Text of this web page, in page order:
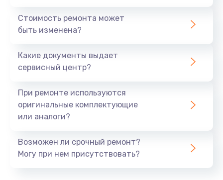
980 руб.
Ремонт микровыключателей
Заказать
Стоимость ремонта может
быть изменена?
Какие документы выдает
сервисный центр?
При ремонте используются
оригинальные комплектующие
или аналоги?
Возможен ли срочный ремонт?
Могу при нем присутствовать?